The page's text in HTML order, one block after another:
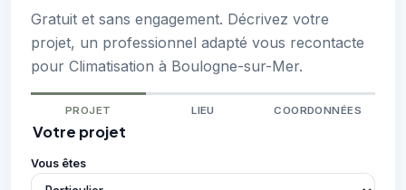
Gratuit et sans engagement. Décrivez votre
projet, un professionnel adapté vous recontacte
pour Climatisation à Boulogne-sur-Mer.
PROJET LIEU COORDONNÉES
Votre projet
Vous êtes